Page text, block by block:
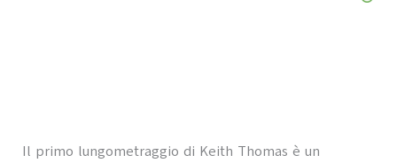
Il primo lungometraggio di Keith Thomas è un